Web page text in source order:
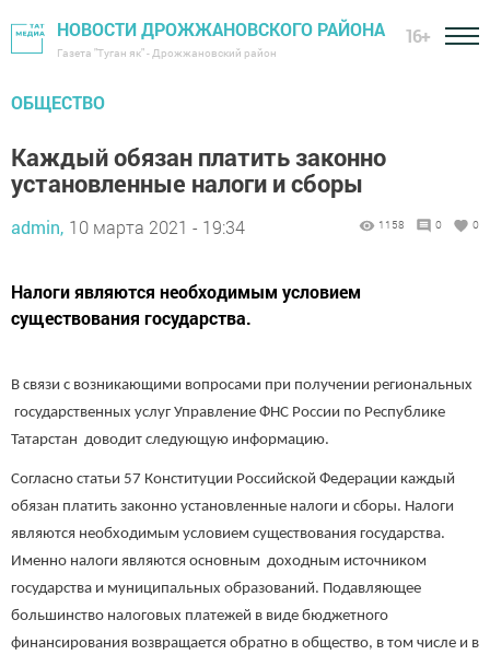
НОВОСТИ ДРОЖЖАНОВСКОГО РАЙОНА
Газета "Туган як" - Дрожжановский район
16+
ОБЩЕСТВО
Каждый обязан платить законно
установленные налоги и сборы
admin, 10 марта 2021 - 19:34 1158 0 0
Налоги являются необходимым условием
существования государства.
В связи с возникающими вопросами при получении региональных
государственных услуг Управление ФНС России по Республике
Татарстан доводит следующую информацию.
Согласно статьи 57 Конституции Российской Федерации каждый
обязан платить законно установленные налоги и сборы. Налоги
являются необходимым условием существования государства.
Именно налоги являются основным доходным источником
государства и муниципальных образований. Подавляющее
большинство налоговых платежей в виде бюджетного
финансирования возвращается обратно в общество, в том числе и в